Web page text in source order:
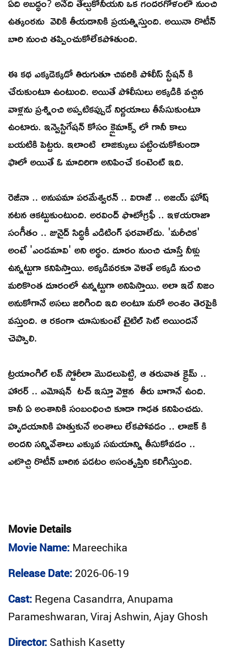
ఉత్కంఠను వెలికి తీయడానికి ప్రయత్నిస్తుంది. అయినా రొటీన్
బారి నుంచి తప్పించుకోలేకపోతుంది.
ఈ కథ ఎక్కడెక్కడో తిరుగుతూ చివరికి పోలీస్ స్టేషన్ కి
చేరుకుంటూ ఉంటుంది. అయితే పోలీసులు అక్కడికి వచ్చిన
వాళ్లను ప్రశ్నించి అప్పటికప్పుడే నిర్ణయాలు తీసేసుకుంటూ
ఉంటారు. ఇన్వెస్టిగేషన్ కోసం క్లైమాక్స్ లో గానీ కాలు
బయటికి పెట్టరు. ఇలాంటి లాజిక్కులు పట్టించుకోకుండా
ఫాలో అయితే ఓ మాదిరిగా అనిపించే కంటెంట్ ఇది.
రెజీనా .. అనుపమా పరమేశ్వరన్ .. విరాజ్ .. అజయ్ ఘోష్
నటన ఆకట్టుకుంటుంది. అరవింద్ ఫొటోగ్రఫీ .. ఇళయరాజా
సంగీతం .. జునైద్ సిద్ధికీ ఎడిటింగ్ ఫరవాలేదు. 'మరీచిక'
అంటే 'ఎండమావి' అని అర్థం. దూరం నుంచి చూస్తే నీళ్లు
ఉన్నట్టుగా కనిపిస్తాయి. అక్కడివరకూ వెళితే అక్కడి నుంచి
మరికొంత దూరంలో ఉన్నట్టుగా అనిపిస్తాయి. అలా ఇదే నిజం
అనుకోగానే అసలు జరిగింది ఇది అంటూ మరో అంశం తెరపైకి
వస్తుంది. ఆ రకంగా చూసుకుంటే టైటిల్ సెట్ అయిందనే
చెప్పాలి.
ట్రయాంగిల్ లవ్ స్టోరీలా మొదలుపెట్టి, ఆ తరువాత క్రైమ్ ..
హారర్ .. ఎమోషన్ టచ్ ఇస్తూ వెళ్లిన తీరు బాగానే ఉంది.
కానీ ఏ అంశానికి సంబంధించి కూడా గాఢత కనిపించదు.
హృదయానికి హత్తుకునే అంశాలు లేకపోవడం .. లాజిక్ కి
అందని సన్నివేశాలు ఎక్కువ సమయాన్ని తీసుకోవడం ..
ఎటొచ్చి రొటీన్ బారిన పడటం అసంతృప్తిని కలిగిస్తుంది.
Movie Details
Movie Name: Mareechika
Release Date: 2026-06-19
Cast: Regena Casandrra, Anupama
Parameshwaran, Viraj Ashwin, Ajay Ghosh
Director: Sathish Kasetty